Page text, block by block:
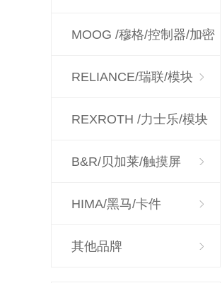
MOOG /穆格/控制器/加密
狗
RELIANCE/瑞联/模块
REXROTH /力士乐/模块
驱动器
B&R/贝加莱/触摸屏
HIMA/黑马/卡件
其他品牌